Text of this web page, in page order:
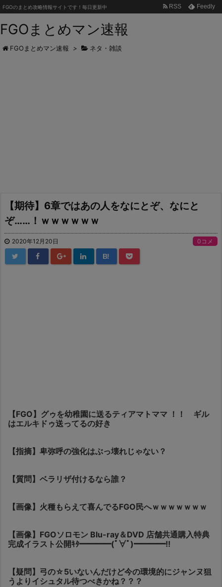
FGOまとめマン速報
FGOのまとめ攻略情報サイトです！毎日更新中 RSS Feedly
FGOまとめマン速報 > ネタ・雑談
【期待】6章ではあの人をなにとぞ、なにと
ぞ……！ｗｗｗｗｗｗ
2020年12月20日 0コメ
B!
【FGO】グゥを幼稚園に送るティアマトママ ！！ ギル
はエルキドゥ送ってるの好き
【指摘】卑弥呼の強化はぶっ壊れじゃない？
【質問】ベラリザ付けるなら誰？
【画像】火種もらえて喜んでるFGO民へｗｗｗｗｗｗｗ
【画像】FGOソロモン Blu-ray＆DVD 店舗共通購入特典
完成イラスト公開ｷﾀ━━━━(ﾟ∀ﾟ)━━━━!!
【疑問】弓の☆5いないんだけど今の環境的にジャンヌ狙
うよりイシュタル待つべきかね？？？